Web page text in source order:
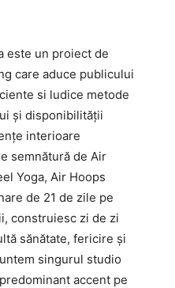
este un proiect de
care aduce publicului
si ludice metode
și disponibilității
interioare
semnătură de Air
Yoga, Air Hoops
de 21 de zile pe
construiesc zi de zi
sănătate, fericire și
singurul studio
accent pe